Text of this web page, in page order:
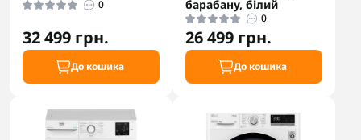
0
32 499 грн.
До кошика
барабану, білий
0
26 499 грн.
До кошика